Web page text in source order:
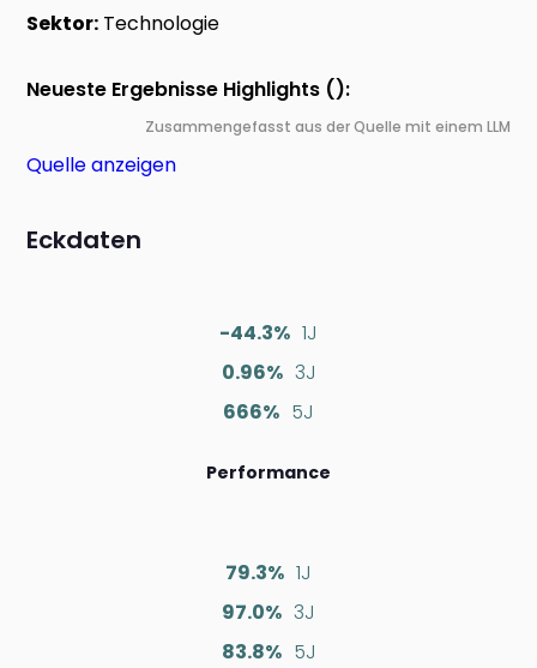
Sektor: Technologie
Neueste Ergebnisse Highlights ():
Zusammengefasst aus der Quelle mit einem LLM
Quelle anzeigen
Eckdaten
-44.3% 1J
0.96% 3J
666% 5J
Performance
79.3% 1J
97.0% 3J
83.8% 5J